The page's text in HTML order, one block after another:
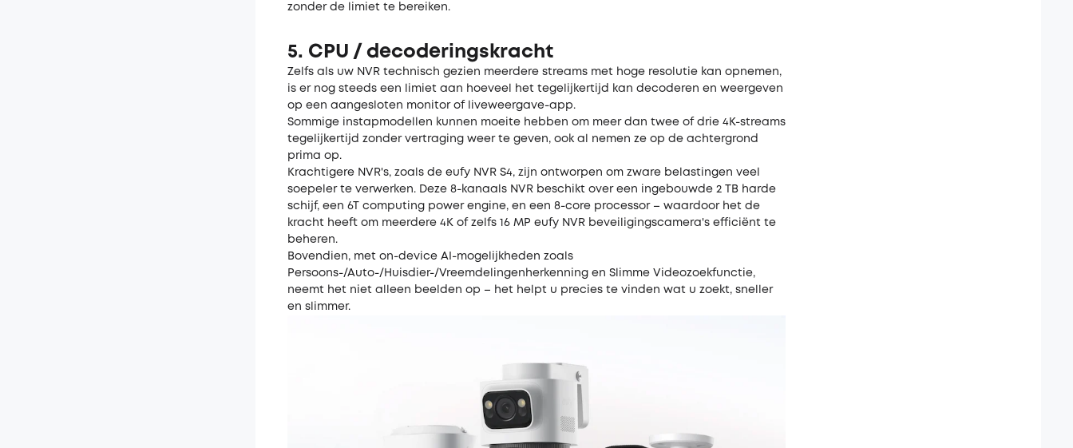
zonder de limiet te bereiken.
5. CPU / decoderingskracht
Zelfs als uw NVR technisch gezien meerdere streams met hoge resolutie kan opnemen,
is er nog steeds een limiet aan hoeveel het tegelijkertijd kan decoderen en weergeven
op een aangesloten monitor of liveweergave-app.
Sommige instapmodellen kunnen moeite hebben om meer dan twee of drie 4K-streams
tegelijkertijd zonder vertraging weer te geven, ook al nemen ze op de achtergrond
prima op.
Krachtigere NVR's, zoals de eufy NVR S4, zijn ontworpen om zware belastingen veel
soepeler te verwerken. Deze 8-kanaals NVR beschikt over een ingebouwde 2 TB harde
schijf, een 6T computing power engine, en een 8-core processor – waardoor het de
kracht heeft om meerdere 4K of zelfs 16 MP eufy NVR beveiligingscamera's efficiënt te
beheren.
Bovendien, met on-device AI-mogelijkheden zoals
Persoons-/Auto-/Huisdier-/Vreemdelingenherkenning en Slimme Videozoekfunctie,
neemt het niet alleen beelden op – het helpt u precies te vinden wat u zoekt, sneller
en slimmer.